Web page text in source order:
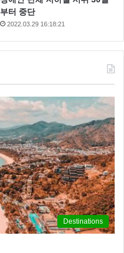
부터 중단
2022.03.29 16:18:21
Destinations